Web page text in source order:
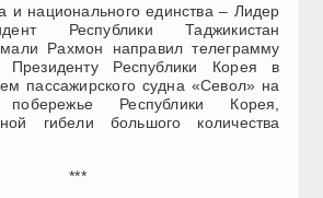
и национального единства – Лидер
Республики Таджикистан
Рахмон направил телеграмму
Президенту Республики Корея в
пассажирского судна «Севол» на
побережье Республики Корея,
гибели большого количества
***